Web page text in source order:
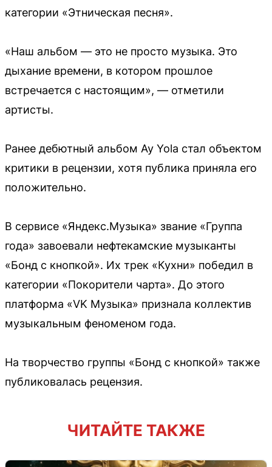
категории «Этническая песня».
«Наш альбом — это не просто музыка. Это
дыхание времени, в котором прошлое
встречается с настоящим», — отметили
артисты.
Ранее дебютный альбом Ay Yola стал объектом
критики в рецензии, хотя публика приняла его
положительно.
В сервисе «Яндекс.Музыка» звание «Группа
года» завоевали нефтекамские музыканты
«Бонд с кнопкой». Их трек «Кухни» победил в
категории «Покорители чарта». До этого
платформа «VK Музыка» признала коллектив
музыкальным феноменом года.
На творчество группы «Бонд с кнопкой» также
публиковалась рецензия.
ЧИТАЙТЕ ТАКЖЕ